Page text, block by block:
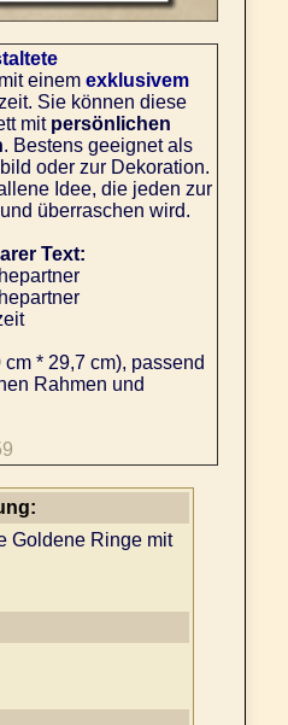
einemexklusivem
Sie können diese
mit persönlichen
. Bestens geeignet als
oder zur Dekoration.
Idee, die jeden zur
überraschen wird.
Text:
cm * 29,7 cm), passend
Rahmen und
Goldene Ringe mit